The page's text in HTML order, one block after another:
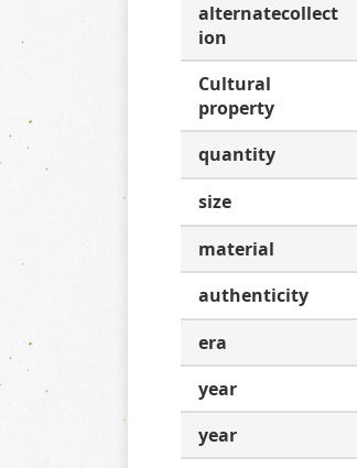
alternatecollect
ion
Cultural
property
quantity
size
material
authenticity
era
year
year